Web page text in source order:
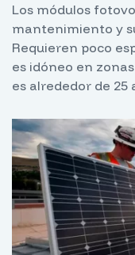
Los módulos
mantenimiento y
Requieren poco
es idóneo en
es alrededor de 25